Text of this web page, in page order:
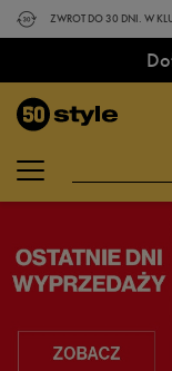
ZWROT DO 30 DNI. W